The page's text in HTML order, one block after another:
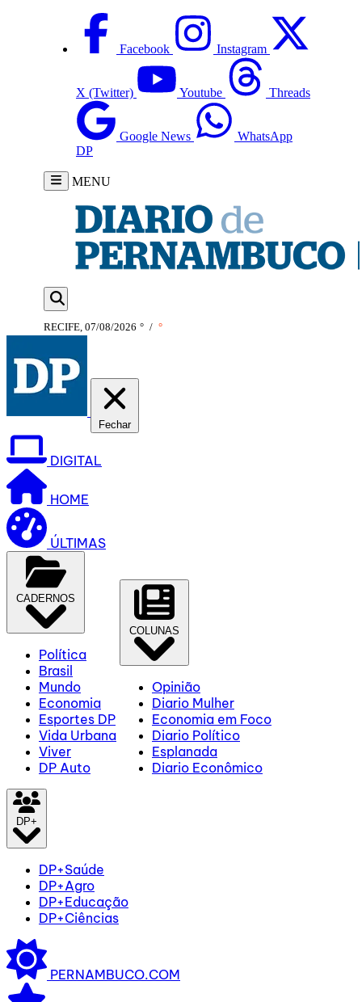
Facebook Instagram
X (Twitter) Youtube Threads
Google News
WhatsApp
DP
MENU
RECIFE, 07/08/2026 ° / °
Fechar
DIGITAL
HOME
ÚLTIMAS
CADERNOS
Política
Brasil
Mundo
Economia
Esportes DP
Vida Urbana
Viver
DP Auto
COLUNAS
Opinião
Diario Mulher
Economia em Foco
Diario Político
Esplanada
Diario Econômico
DP+
DP+Saúde
DP+Agro
DP+Educação
DP+Ciências
PERNAMBUCO.COM